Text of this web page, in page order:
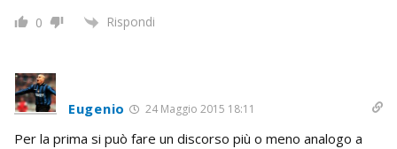
0 Rispondi
Eugenio 24 Maggio 2015 18:11
Per la prima si può fare un discorso più o meno analogo a